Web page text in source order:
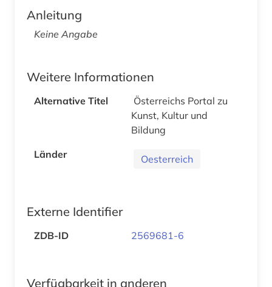
Anleitung
Keine Angabe
Weitere Informationen
Alternative Titel
Österreichs Portal zu
Kunst, Kultur und
Bildung
Länder
Oesterreich
Externe Identifier
ZDB-ID 2569681-6
Verfügbarkeit in anderen